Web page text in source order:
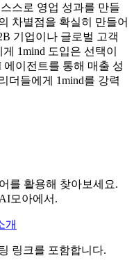
스로 영업 성과를 만들
차별점을 확실히 만들어
기업이나 글로벌 고객
1mind 도입은 선택이
이전트를 통해 매출 성
더들에게 1mind를 강력
를 활용해 찾아보세요.
모아에서.
개
링크를 포함합니다.